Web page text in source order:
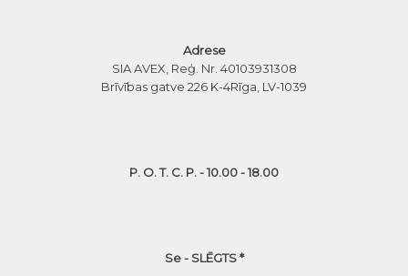
Adrese
SIA AVEX, Reģ. Nr. 40103931308
Brīvības gatve 226 K-4Rīga, LV-1039
P. O. T. C. P. - 10.00 - 18.00
Se - SLĒGTS *